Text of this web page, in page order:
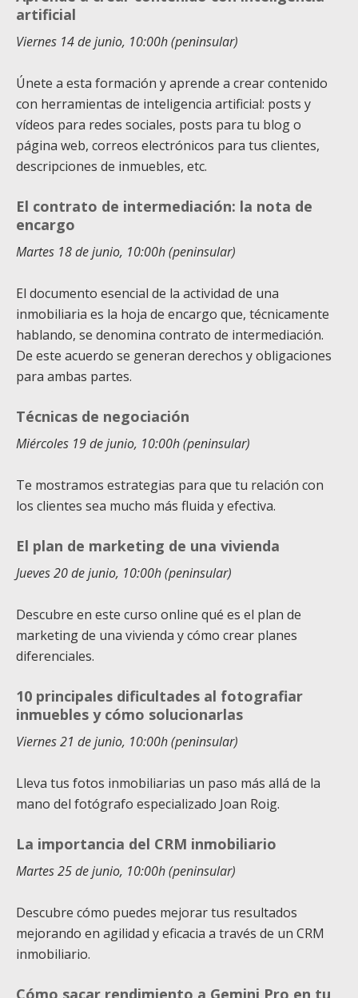
artificial
Viernes 14 de junio, 10:00h (peninsular)
Únete a esta formación y aprende a crear contenido
con herramientas de inteligencia artificial: posts y
vídeos para redes sociales, posts para tu blog o
página web, correos electrónicos para tus clientes,
descripciones de inmuebles, etc.
El contrato de intermediación: la nota de
encargo
Martes 18 de junio, 10:00h (peninsular)
El documento esencial de la actividad de una
inmobiliaria es la hoja de encargo que, técnicamente
hablando, se denomina contrato de intermediación.
De este acuerdo se generan derechos y obligaciones
para ambas partes.
Técnicas de negociación
Miércoles 19 de junio, 10:00h (peninsular)
Te mostramos estrategias para que tu relación con
los clientes sea mucho más fluida y efectiva.
El plan de marketing de una vivienda
Jueves 20 de junio, 10:00h (peninsular)
Descubre en este curso online qué es el plan de
marketing de una vivienda y cómo crear planes
diferenciales.
10 principales dificultades al fotografiar
inmuebles y cómo solucionarlas
Viernes 21 de junio, 10:00h (peninsular)
Lleva tus fotos inmobiliarias un paso más allá de la
mano del fotógrafo especializado Joan Roig.
La importancia del CRM inmobiliario
Martes 25 de junio, 10:00h (peninsular)
Descubre cómo puedes mejorar tus resultados
mejorando en agilidad y eficacia a través de un CRM
inmobiliario.